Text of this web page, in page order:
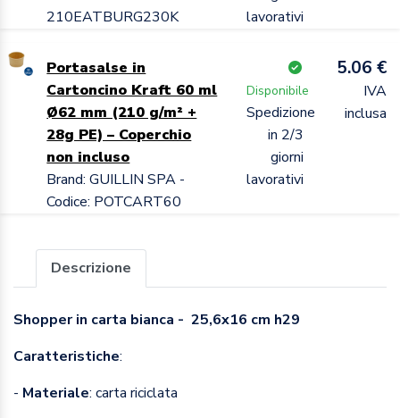
210EATBURG230K
lavorativi
Portasalse in
Cartoncino Kraft 60 ml
Ø62 mm (210 g/m² +
28g PE) – Coperchio
non incluso
Brand: GUILLIN SPA -
Codice: POTCART60
Disponibile
Spedizione
in 2/3
giorni
lavorativi
5.06 €
IVA
inclusa
Descrizione
Shopper in carta bianca - 25,6x16 cm h29
Caratteristiche:
- Materiale: carta riciclata